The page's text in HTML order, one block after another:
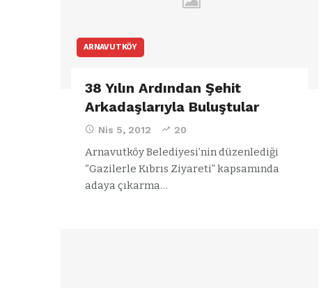
ARNAVUTKÖY
38 Yılın Ardından Şehit
Arkadaşlarıyla Buluştular
Nis 5, 2012 20
Arnavutköy Belediyesi’nin düzenlediği
“Gazilerle Kıbrıs Ziyareti” kapsamında
adaya çıkarma…